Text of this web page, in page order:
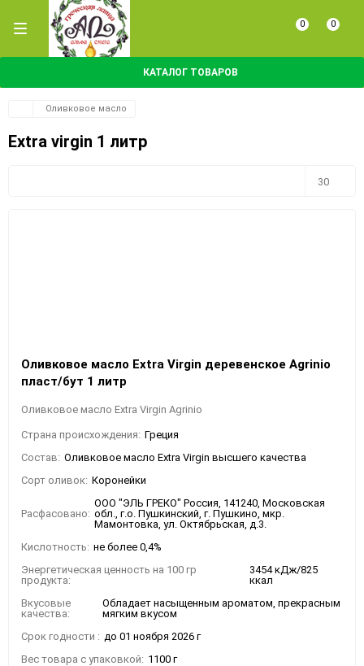
КАТАЛОГ ТОВАРОВ
0 0
Оливковое масло
Extra virgin 1 литр
30
Оливковое масло Extra Virgin деревенское Agrinio
пласт/бут 1 литр
Оливковое масло Extra Virgin Agrinio
Страна происхождения: Греция
Состав: Оливковое масло Extra Virgin высшего качества
Сорт оливок: Коронейки
Расфасовано:
ООО "ЭЛЬ ГРЕКО" Россия, 141240, Московская
обл., г.о. Пушкинский, г. Пушкино, мкр.
Мамонтовка, ул. Октябрьская, д.3.
Кислотность: не более 0,4%
Энергетическая ценность на 100 гр
продукта:
3454 кДж/825
ккал
Вкусовые
качества:
Обладает насыщенным ароматом, прекрасным
мягким вкусом
Срок годности : до 01 ноября 2026 г
Вес товара с упаковкой: 1100 г